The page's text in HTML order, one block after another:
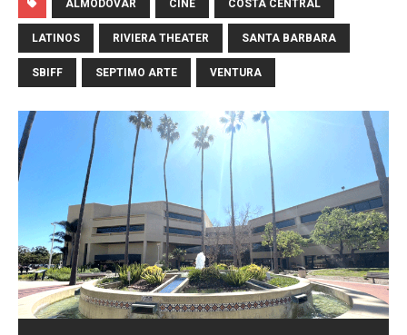
ALMODOVAR CINE COSTA CENTRAL
LATINOS RIVIERA THEATER SANTA BARBARA
SBIFF SEPTIMO ARTE VENTURA